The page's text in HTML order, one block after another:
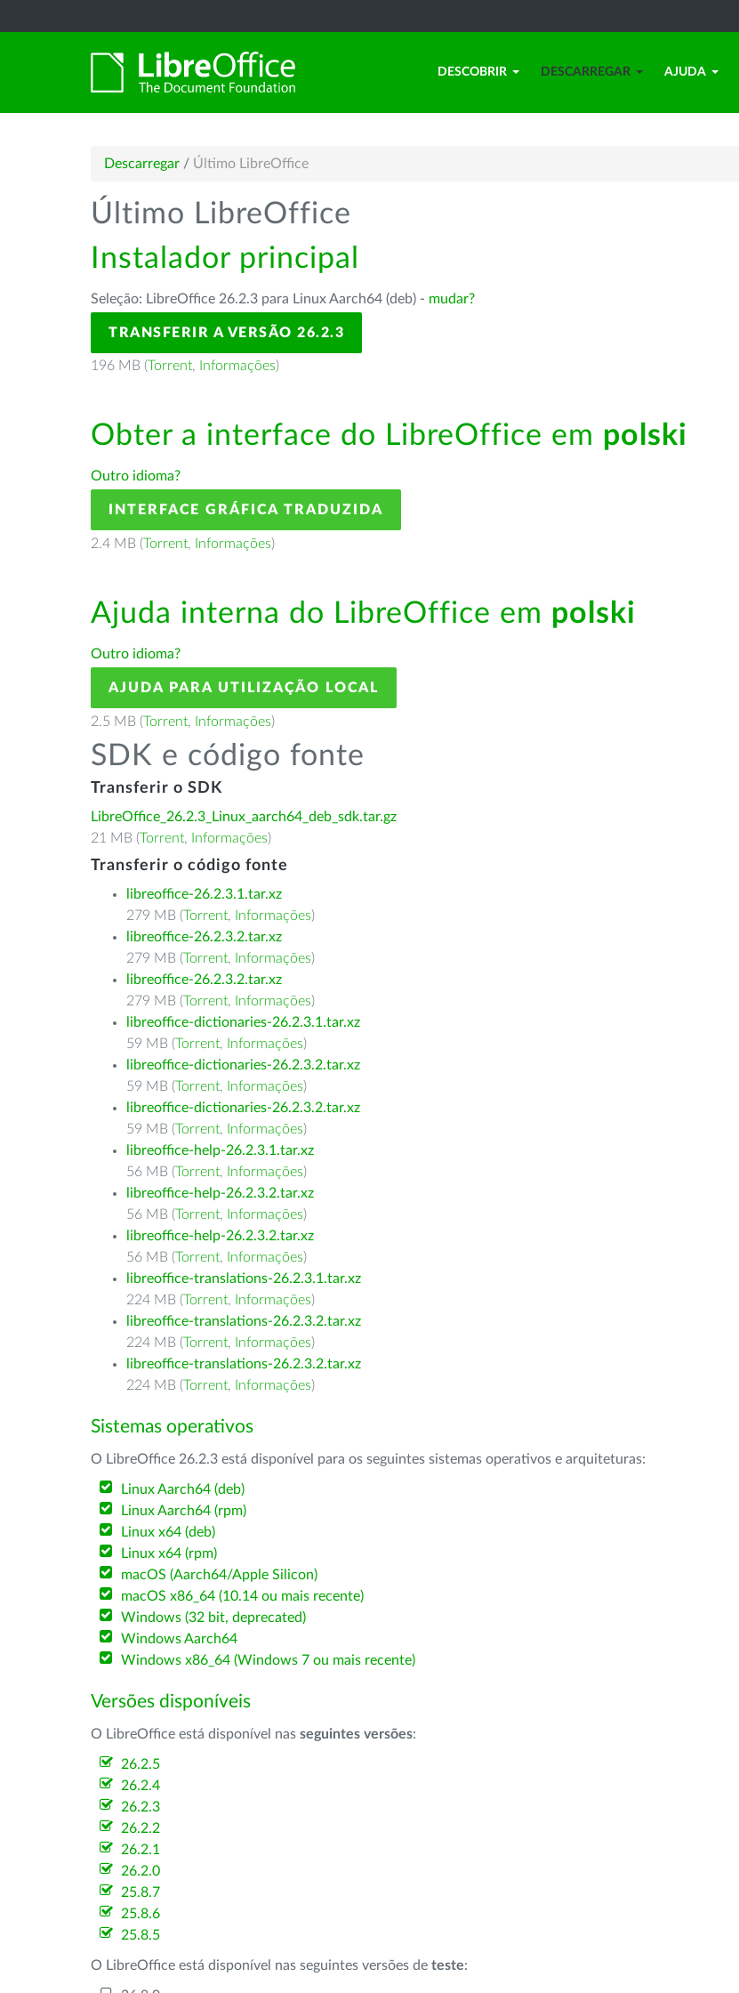
DESCOBRIR DESCARREGAR AJUDA
Descarregar / Último LibreOffice
Último LibreOffice
Instalador principal
Seleção: LibreOffice 26.2.3 para Linux Aarch64 (deb) - mudar?
TRANSFERIR A VERSÃO 26.2.3
196 MB (Torrent, Informações)
Obter a interface do LibreOffice em polski
Outro idioma?
INTERFACE GRÁFICA TRADUZIDA
2.4 MB (Torrent, Informações)
Ajuda interna do LibreOffice em polski
Outro idioma?
AJUDA PARA UTILIZAÇÃO LOCAL
2.5 MB (Torrent, Informações)
SDK e código fonte
Transferir o SDK
LibreOffice_26.2.3_Linux_aarch64_deb_sdk.tar.gz
21 MB (Torrent, Informações)
Transferir o código fonte
libreoffice-26.2.3.1.tar.xz
279 MB (Torrent, Informações)
libreoffice-26.2.3.2.tar.xz
279 MB (Torrent, Informações)
libreoffice-26.2.3.2.tar.xz
279 MB (Torrent, Informações)
libreoffice-dictionaries-26.2.3.1.tar.xz
59 MB (Torrent, Informações)
libreoffice-dictionaries-26.2.3.2.tar.xz
59 MB (Torrent, Informações)
libreoffice-dictionaries-26.2.3.2.tar.xz
59 MB (Torrent, Informações)
libreoffice-help-26.2.3.1.tar.xz
56 MB (Torrent, Informações)
libreoffice-help-26.2.3.2.tar.xz
56 MB (Torrent, Informações)
libreoffice-help-26.2.3.2.tar.xz
56 MB (Torrent, Informações)
libreoffice-translations-26.2.3.1.tar.xz
224 MB (Torrent, Informações)
libreoffice-translations-26.2.3.2.tar.xz
224 MB (Torrent, Informações)
libreoffice-translations-26.2.3.2.tar.xz
224 MB (Torrent, Informações)
Sistemas operativos
O LibreOffice 26.2.3 está disponível para os seguintes sistemas operativos e arquiteturas:
Linux Aarch64 (deb)
Linux Aarch64 (rpm)
Linux x64 (deb)
Linux x64 (rpm)
macOS (Aarch64/Apple Silicon)
macOS x86_64 (10.14 ou mais recente)
Windows (32 bit, deprecated)
Windows Aarch64
Windows x86_64 (Windows 7 ou mais recente)
Versões disponíveis
O LibreOffice está disponível nas seguintes versões:
26.2.5
26.2.4
26.2.3
26.2.2
26.2.1
26.2.0
25.8.7
25.8.6
25.8.5
O LibreOffice está disponível nas seguintes versões de teste: